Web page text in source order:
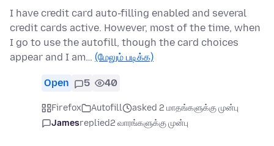
I have credit card auto-filling enabled and several
credit cards active. However, most of the time, when
I go to use the autofill, though the card choices
appear and I am… (மேலும் படிக்க)
Open 5 40
Firefox Autofill
asked 2 மாதங்களுக்கு முன்பு
Jamesreplied2 வாரங்களுக்கு முன்பு